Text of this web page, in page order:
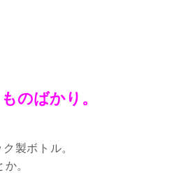
のばかり。
製ボトル。
。